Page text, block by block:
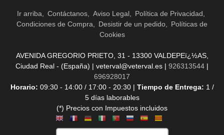
Ir arriba Contáctanos Aviso Legal
Política de Privacidad
Condiciones de Compra
Desistir de un pedido
Políticas de
Cookies
AVENIDA GREGORIO PRIETO, 31 - 13300 VALDEPEï¿½AS,
Ciudad Real - (España) | veterval@veterval.es | 926313544 |
696928017
Horario: 09:30 - 14:00 / 17:00 - 20:30 | Tiempo de Entrega: 1 /
5 días laborables
(*) Precios con Impuestos incluidos